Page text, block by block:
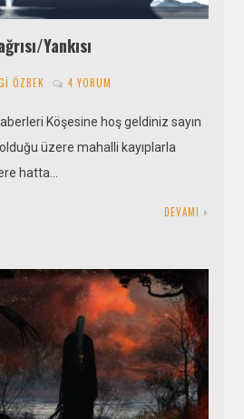
Yankısı
ÖZBEK 4 YORUM
Köşesine hoş geldiniz sayın
üzere mahalli kayıplarla
hatta…
DEVAMI